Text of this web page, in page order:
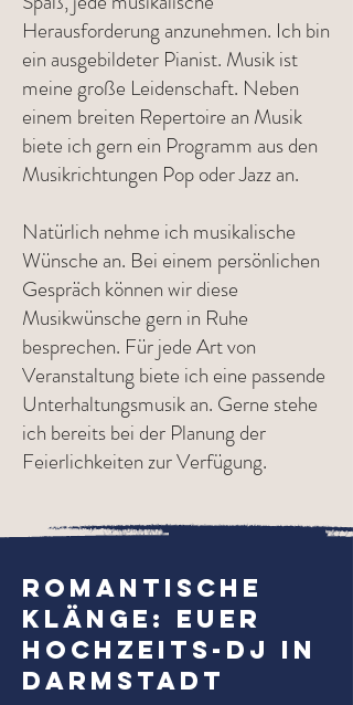
Herausforderung anzunehmen. Ich bin
ein ausgebildeter Pianist. Musik ist
meine große Leidenschaft. Neben
einem breiten Repertoire an Musik
biete ich gern ein Programm aus den
Musikrichtungen Pop oder Jazz an.
Natürlich nehme ich musikalische
Wünsche an. Bei einem persönlichen
Gespräch können wir diese
Musikwünsche gern in Ruhe
besprechen. Für jede Art von
Veranstaltung biete ich eine passende
Unterhaltungsmusik an. Gerne stehe
ich bereits bei der Planung der
Feierlichkeiten zur Verfügung.
Romantische
Klänge: Euer
Hochzeits-DJ in
Darmstadt